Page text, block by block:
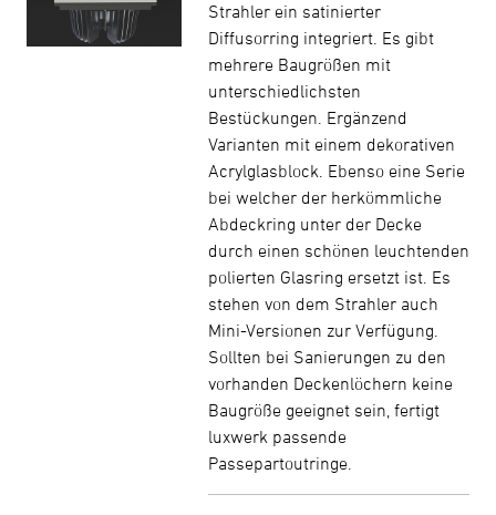
Strahler ein satinierter
Diffusorring integriert. Es gibt
mehrere Baugrößen mit
unterschiedlichsten
Bestückungen. Ergänzend
Varianten mit einem dekorativen
Acrylglasblock. Ebenso eine Serie
bei welcher der herkömmliche
Abdeckring unter der Decke
durch einen schönen leuchtenden
polierten Glasring ersetzt ist. Es
stehen von dem Strahler auch
Mini-Versionen zur Verfügung.
Sollten bei Sanierungen zu den
vorhanden Deckenlöchern keine
Baugröße geeignet sein, fertigt
luxwerk passende
Passepartoutringe.